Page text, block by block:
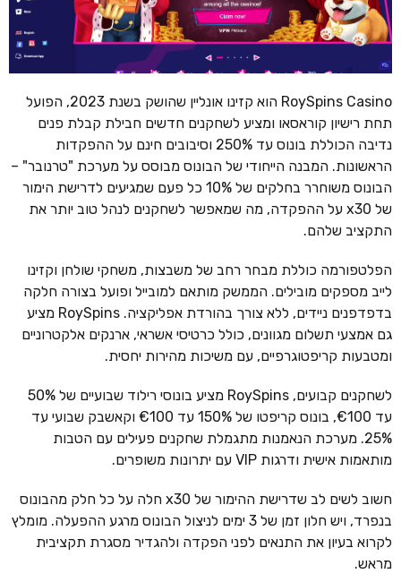
RoySpins Casino הוא קזינו אונליין שהושק בשנת 2023, הפועל
תחת רישיון קוראסאו ומציע לשחקנים חדשים חבילת קבלת פנים
נדיבה הכוללת בונוס עד 250% וסיבובים חינם על ההפקדות
הראשונות. המבנה הייחודי של הבונוס מבוסס על מערכת "טרנובר" –
הבונוס משוחרר בחלקים של 10% כל פעם שמגיעים לדרישת הימור
של x30 על ההפקדה, מה שמאפשר לשחקנים לנהל טוב יותר את
התקציב שלהם.
הפלטפורמה כוללת מבחר רחב של משבצות, משחקי שולחן וקזינו
לייב מספקים מובילים. הממשק מותאם למובייל ופועל בצורה חלקה
בדפדפנים ניידים, ללא צורך בהורדת אפליקציה. RoySpins מציע
גם אמצעי תשלום מגוונים, כולל כרטיסי אשראי, ארנקים אלקטרוניים
ומטבעות קריפטוגרפיים, עם משיכות מהירות יחסית.
לשחקנים קבועים, RoySpins מציע בונוסי רילוד שבועיים של 50%
עד €100, בונוס קריפטו של 150% עד €100 וקאשבק שבועי עד
25%. מערכת הנאמנות מתגמלת שחקנים פעילים עם הטבות
מותאמות אישית ודרגות VIP עם יתרונות משופרים.
חשוב לשים לב שדרישת ההימור של x30 חלה על כל חלק מהבונוס
בנפרד, ויש חלון זמן של 3 ימים לניצול הבונוס מרגע ההפעלה. מומלץ
לקרוא בעיון את התנאים לפני הפקדה ולהגדיר מסגרת תקציבית
מראש.